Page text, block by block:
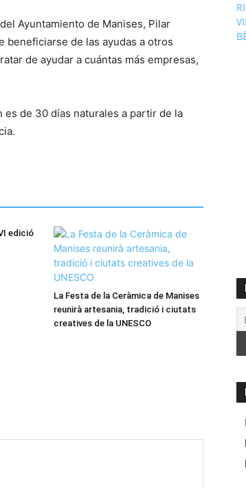
Ayuntamiento de Manises, Pilar
beneficiarse de las ayudas a otros
de ayudar a cuántas más empresas,
es de 30 días naturales a partir de la
edició
La Festa de la Ceràmica de Manises
reunirà artesania, tradició i ciutats
creatives de la UNESCO